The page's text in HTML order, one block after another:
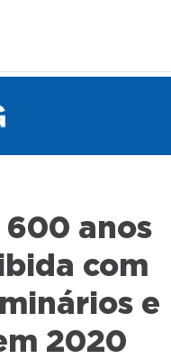
600 anos
com
e
2020